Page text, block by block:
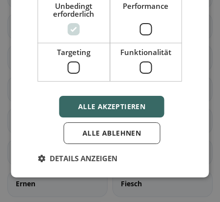
Termen
Zwischbergen Ardon
Val de Bagnes
Ernen Fiesch
Unbedingt
erforderlich
Performance
Targeting Funktionalität
ALLE AKZEPTIEREN
ALLE ABLEHNEN
DETAILS ANZEIGEN